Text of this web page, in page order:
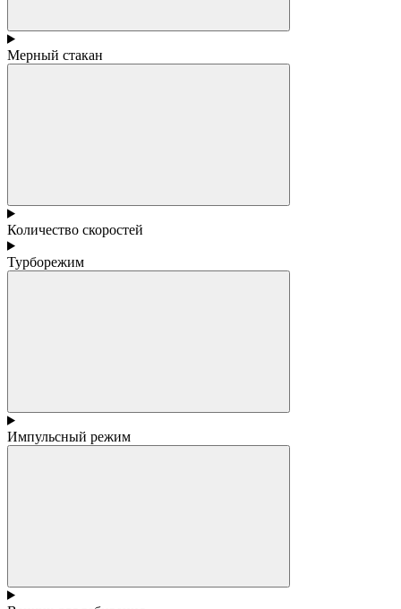
Мерный стакан
Количество скоростей
Турборежим
Импульсный режим